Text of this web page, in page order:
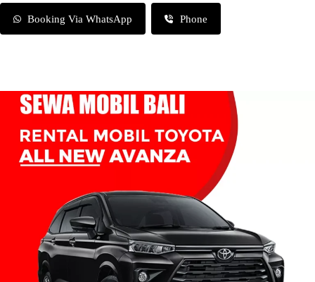
Booking Via WhatsApp Phone